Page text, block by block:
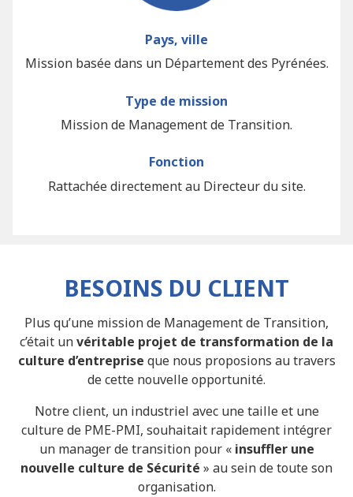
Pays, ville
Mission basée dans un Département des Pyrénées.
Type de mission
Mission de Management de Transition.
Fonction
Rattachée directement au Directeur du site.
BESOINS DU CLIENT
Plus qu’une mission de Management de Transition,
c’était unvéritable projet de transformation de la
culture d’entreprise que nous proposions au travers
de cette nouvelle opportunité.
Notre client, un industriel avec une taille et une
culture de PME-PMI, souhaitait rapidement intégrer
un manager de transition pour « insuffler une
nouvelle culture de Sécurité » au sein de toute son
organisation.